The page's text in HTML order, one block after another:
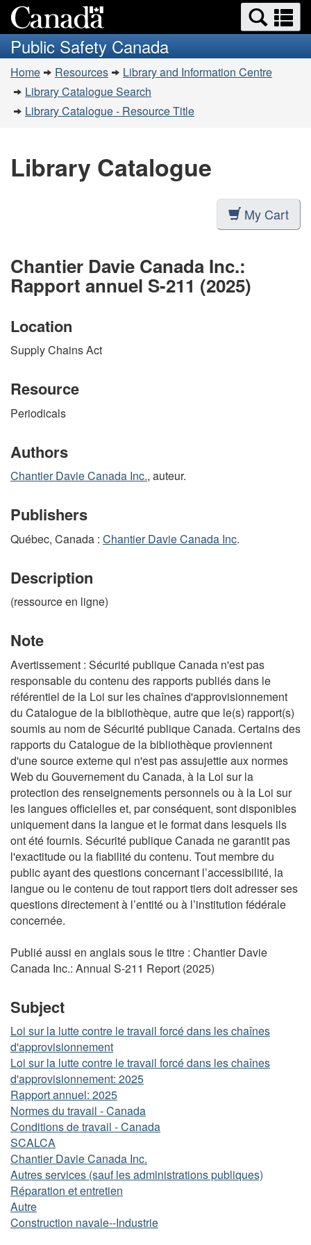
to
main
content
to
basic
HTML
version
Search
and
menus
Public Safety Canada
You
are
here:
Home Resources
Library and Information Centre
Library Catalogue Search
Library Catalogue - Resource Title
Library Catalogue
My Cart
Chantier Davie Canada Inc.:
Rapport annuel S-211 (2025)
Location
Supply Chains Act
Resource
Periodicals
Authors
Chantier Davie Canada Inc., auteur.
Publishers
Québec, Canada : Chantier Davie Canada Inc.
Description
(ressource en ligne)
Note
Avertissement : Sécurité publique Canada n'est pas
responsable du contenu des rapports publiés dans le
référentiel de la Loi sur les chaînes d'approvisionnement
du Catalogue de la bibliothèque, autre que le(s) rapport(s)
soumis au nom de Sécurité publique Canada. Certains des
rapports du Catalogue de la bibliothèque proviennent
d'une source externe qui n'est pas assujettie aux normes
Web du Gouvernement du Canada, à la Loi sur la
protection des renseignements personnels ou à la Loi sur
les langues officielles et, par conséquent, sont disponibles
uniquement dans la langue et le format dans lesquels ils
ont été fournis. Sécurité publique Canada ne garantit pas
l'exactitude ou la fiabilité du contenu. Tout membre du
public ayant des questions concernant l’accessibilité, la
langue ou le contenu de tout rapport tiers doit adresser ses
questions directement à l’entité ou à l’institution fédérale
concernée.
Publié aussi en anglais sous le titre : Chantier Davie
Canada Inc.: Annual S-211 Report (2025)
Subject
Loi sur la lutte contre le travail forcé dans les chaînes
d'approvisionnement
Loi sur la lutte contre le travail forcé dans les chaînes
d'approvisionnement: 2025
Rapport annuel: 2025
Normes du travail - Canada
Conditions de travail - Canada
SCALCA
Chantier Davie Canada Inc.
Autres services (sauf les administrations publiques)
Réparation et entretien
Autre
Construction navale--Industrie